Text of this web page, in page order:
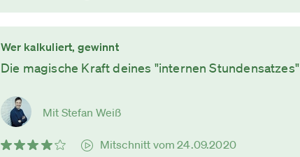
Wer kalkuliert, gewinnt
Die magische Kraft deines "internen Stundensatzes"
Mit Stefan Weiß
Mitschnitt vom 24.09.2020